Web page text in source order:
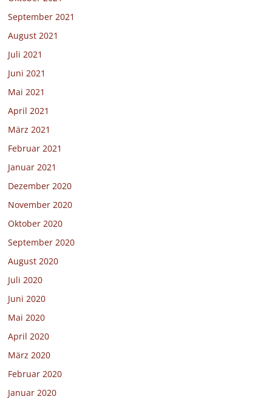
September 2021
August 2021
Juli 2021
Juni 2021
Mai 2021
April 2021
März 2021
Februar 2021
Januar 2021
Dezember 2020
November 2020
Oktober 2020
September 2020
August 2020
Juli 2020
Juni 2020
Mai 2020
April 2020
März 2020
Februar 2020
Januar 2020